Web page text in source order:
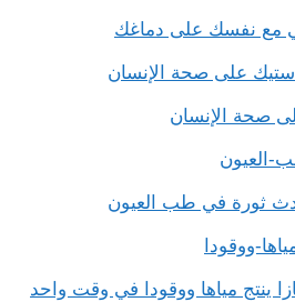
مع نفسك على دماغك
صحة الإنسان
ثورة في طب العيون
ينتج مياها ووقودا في وقت واحد